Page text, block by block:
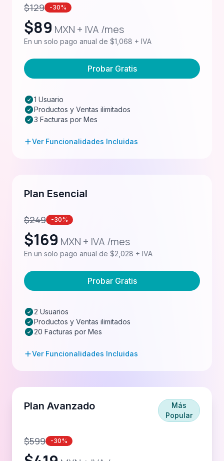
$129 -30%
$89 MXN + IVA /mes
En un solo pago anual de $1,068 + IVA
Probar Gratis
1 Usuario
Productos y Ventas ilimitados
3 Facturas por Mes
Ver Funcionalidades Incluidas
Plan Esencial
$249 -30%
$169 MXN + IVA /mes
En un solo pago anual de $2,028 + IVA
Probar Gratis
2 Usuarios
Productos y Ventas ilimitados
20 Facturas por Mes
Ver Funcionalidades Incluidas
Plan Avanzado
Más
Popular
$599 -30%